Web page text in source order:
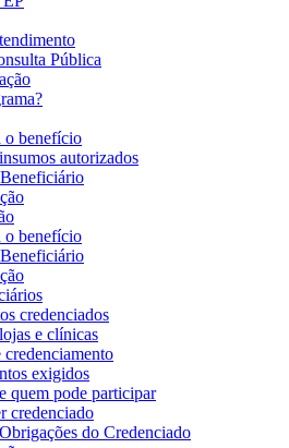
Pública
o benefício
autorizados
o benefício
credenciados
e clínicas
exigidos
quem pode participar
credenciado
do Credenciado